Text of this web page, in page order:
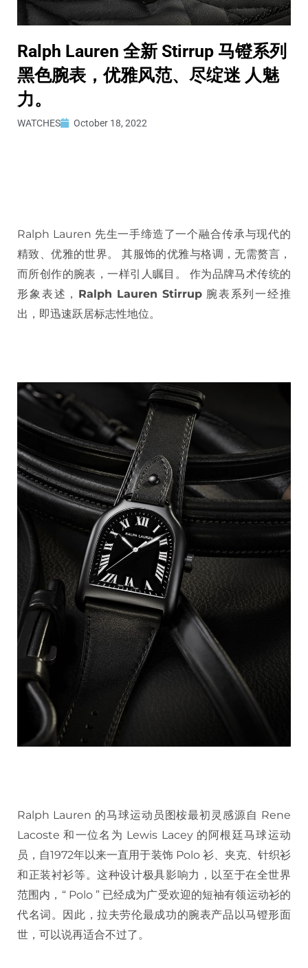
Ralph Lauren 全新 Stirrup 马镫系列
黑色腕表，优雅风范、尽绽迷 人魅
力。
WATCHES October 18, 2022
Ralph Lauren 先生一手缔造了一个融合传承与现代的
精致、优雅的世界。 其服饰的优雅与格调，无需赘言，
而所创作的腕表，一样引人瞩目。 作为品牌马术传统的
形象表述， Ralph Lauren Stirrup 腕表系列一经推
出，即迅速跃居标志性地位。
Ralph Lauren 的马球运动员图桉最初灵感源自 Rene
Lacoste 和一位名为 Lewis Lacey 的阿根廷马球运动
员，自1972年以来一直用于装饰 Polo 衫、夹克、针织衫
和正装衬衫等。这种设计极具影响力，以至于在全世界
范围内，“ Polo ” 已经成为广受欢迎的短袖有领运动衫的
代名词。因此，拉夫劳伦最成功的腕表产品以马镫形面
世，可以说再适合不过了。